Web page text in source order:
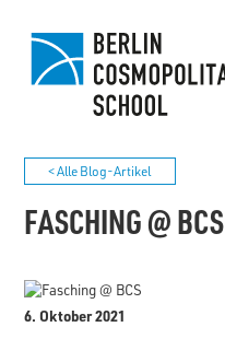
< Alle Blog-Artikel
FASCHING @ BCS
6. Oktober 2021